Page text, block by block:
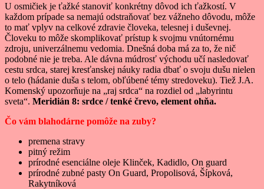
U osmičiek je ťažké stanoviť konkrétny dôvod ich ťažkostí. V
každom prípade sa nemajú odstraňovať bez vážneho dôvodu, môže
to mať vplyv na celkové zdravie človeka, telesnej i duševnej.
Človeku to môže skomplikovať prístup k svojmu vnútornému
zdroju, univerzálnemu vedomia. Dnešná doba má za to, že nič
podobné nie je treba. Ale dávna múdrosť východu učí nasledovať
cestu srdca, starej kresťanskej náuky radia dbať o svoju dušu nielen
o telo (hádanie duša s telom, obľúbené témy stredoveku). Tiež J.A.
Komenský upozorňuje na „raj srdca“ na rozdiel od „labyrintu
sveta“. Meridián 8: srdce / tenké črevo, element ohňa.
Čo vám blahodárne pomôže na zuby?
premena stravy
pitný režim
prírodné esenciálne oleje Klinček, Kadidlo, On guard
prírodné zubné pasty On Guard, Propolisová, Šípková,
Rakytníková